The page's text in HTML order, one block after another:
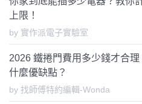
上限！
by 實作派電子實驗室
2026 鐵捲門費用多少錢才合
什麼優缺點？
by 找師傅特約編輯-Wonda